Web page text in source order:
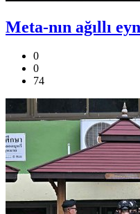
Meta-nın ağıllı
0
0
74